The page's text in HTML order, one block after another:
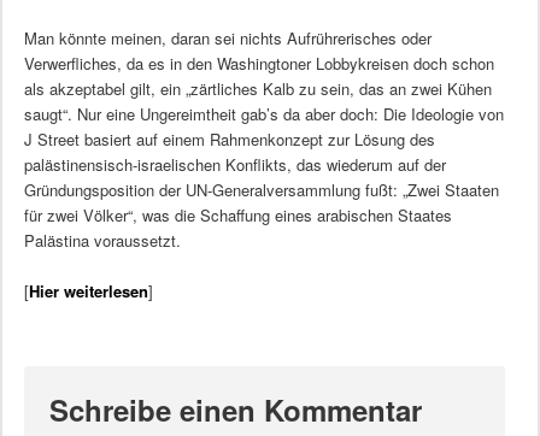
Man könnte meinen, daran sei nichts Aufrührerisches oder
Verwerfliches, da es in den Washingtoner Lobbykreisen doch schon
als akzeptabel gilt, ein „zärtliches Kalb zu sein, das an zwei Kühen
saugt“. Nur eine Ungereimtheit gab’s da aber doch: Die Ideologie von
J Street basiert auf einem Rahmenkonzept zur Lösung des
palästinensisch-israelischen Konflikts, das wiederum auf der
Gründungsposition der UN-Generalversammlung fußt: „Zwei Staaten
für zwei Völker“, was die Schaffung eines arabischen Staates
Palästina voraussetzt.
[Hier weiterlesen]
Schreibe einen Kommentar